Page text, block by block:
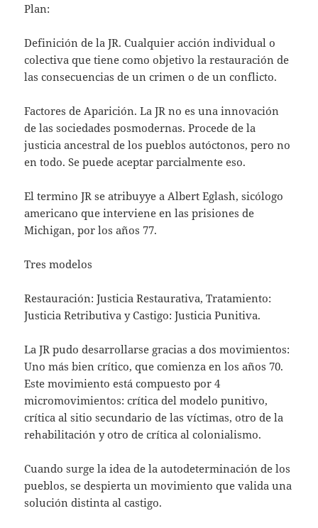
Plan:
Definición de la JR. Cualquier acción individual o
colectiva que tiene como objetivo la restauración de
las consecuencias de un crimen o de un conflicto.
Factores de Aparición. La JR no es una innovación
de las sociedades posmodernas. Procede de la
justicia ancestral de los pueblos autóctonos, pero no
en todo. Se puede aceptar parcialmente eso.
El termino JR se atribuyye a Albert Eglash, sicólogo
americano que interviene en las prisiones de
Michigan, por los años 77.
Tres modelos
Restauración: Justicia Restaurativa, Tratamiento:
Justicia Retributiva y Castigo: Justicia Punitiva.
La JR pudo desarrollarse gracias a dos movimientos:
Uno más bien crítico, que comienza en los años 70.
Este movimiento está compuesto por 4
micromovimientos: crítica del modelo punitivo,
crítica al sitio secundario de las víctimas, otro de la
rehabilitación y otro de crítica al colonialismo.
Cuando surge la idea de la autodeterminación de los
pueblos, se despierta un movimiento que valida una
solución distinta al castigo.